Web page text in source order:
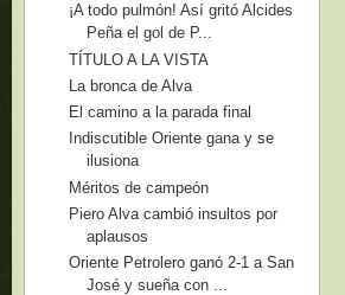
¡A todo pulmón! Así gritó Alcides
Peña el gol de P...
TÍTULO A LA VISTA
La bronca de Alva
El camino a la parada final
Indiscutible Oriente gana y se
ilusiona
Méritos de campeón
Piero Alva cambió insultos por
aplausos
Oriente Petrolero ganó 2-1 a San
José y sueña con ...